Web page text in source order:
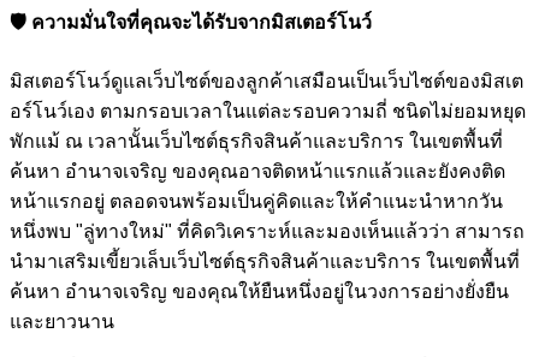
🛡️ ความมั่นใจที่คุณจะได้รับจากมิสเตอร์โนว์
มิสเตอร์โนว์ดูแลเว็บไซต์ของลูกค้าเสมือนเป็นเว็บไซต์ของมิสเต
อร์โนว์เอง ตามกรอบเวลาในแต่ละรอบความถี่ ชนิดไม่ยอมหยุด
พักแม้ ณ เวลานั้นเว็บไซต์ธุรกิจสินค้าและบริการ ในเขตพื้นที่
ค้นหา อำนาจเจริญ ของคุณอาจติดหน้าแรกแล้วและยังคงติด
หน้าแรกอยู่ ตลอดจนพร้อมเป็นคู่คิดและให้คำแนะนำหากวัน
หนึ่งพบ "ลู่ทางใหม่" ที่คิดวิเคราะห์และมองเห็นแล้วว่า สามารถ
นำมาเสริมเขี้ยวเล็บเว็บไซต์ธุรกิจสินค้าและบริการ ในเขตพื้นที่
ค้นหา อำนาจเจริญ ของคุณให้ยืนหนึ่งอยู่ในวงการอย่างยั่งยืน
และยาวนาน